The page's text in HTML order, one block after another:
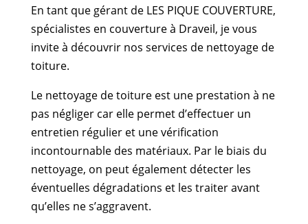
En tant que gérant de LES PIQUE COUVERTURE,
spécialistes en couverture à Draveil, je vous
invite à découvrir nos services de nettoyage de
toiture.
Le nettoyage de toiture est une prestation à ne
pas négliger car elle permet d’effectuer un
entretien régulier et une vérification
incontournable des matériaux. Par le biais du
nettoyage, on peut également détecter les
éventuelles dégradations et les traiter avant
qu’elles ne s’aggravent.